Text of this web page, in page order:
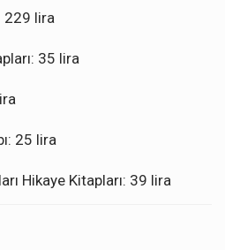
229 lira
35 lira
25 lira
Hikaye Kitapları: 39 lira